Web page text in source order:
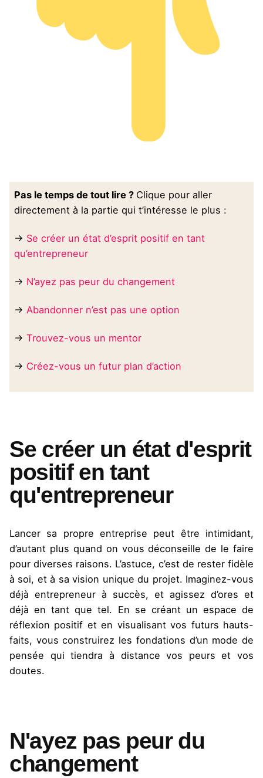
Pas le temps de tout lire ? Clique pour aller
directement à la partie qui t’intéresse le plus :
→ Se créer un état d’esprit positif en tant
qu’entrepreneur
→ N’ayez pas peur du changement
→ Abandonner n’est pas une option
→Trouvez-vous un mentor
→ Créez-vous un futur plan d’action
Se créer un état d'esprit
positif en tant
qu'entrepreneur
Lancer sa propre entreprise peut être intimidant,
d’autant plus quand on vous déconseille de le faire
pour diverses raisons. L’astuce, c’est de rester fidèle
à soi, et à sa vision unique du projet. Imaginez-vous
déjà entrepreneur à succès, et agissez d’ores et
déjà en tant que tel. En se créant un espace de
réflexion positif et en visualisant vos futurs hauts-
faits, vous construirez les fondations d’un mode de
pensée qui tiendra à distance vos peurs et vos
doutes.
N'ayez pas peur du
changement